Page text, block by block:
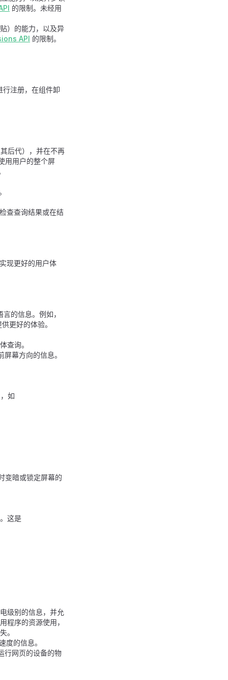
的限制。未经用
）的能力，以及异
API 的限制。
注册，在组件卸
后代），并在不再
用用户的整个屏
查查询结果或在结
现更好的用户体
的信息。例如，
更好的体验。
查询。
幕方向的信息。
如
变暗或锁定屏幕的
这是
级别的信息，并允
程序的资源使用，
。
度的信息。
行网页的设备的物